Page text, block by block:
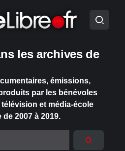
les archives de
émissions,
par les bénévoles
et média-école
de 2007 à 2019.